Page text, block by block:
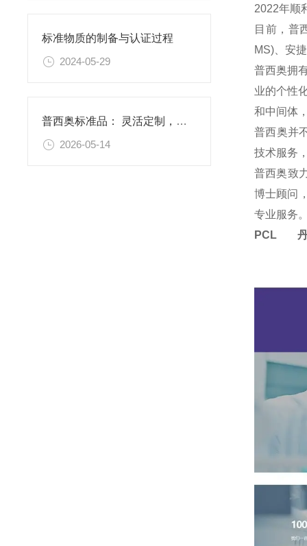
标准物质的制备与认证过程
2024-05-29
普西奥标准品： 灵活定制，满足特殊需求
2026-05-14
2022年顺
目前，普
MS)、安
普西奥拥
业的个性
和中间体
普西奥并
技术服务
普西奥致
博士顾问
专业服务
PCL